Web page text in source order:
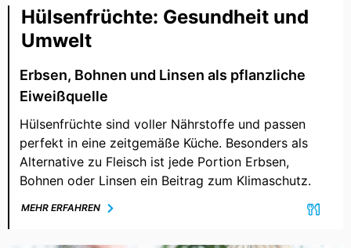
Hülsenfrüchte: Gesundheit und
Umwelt
Erbsen, Bohnen und Linsen als pflanzliche
Eiweißquelle
Hülsenfrüchte sind voller Nährstoffe und passen
perfekt in eine zeitgemäße Küche. Besonders als
Alternative zu Fleisch ist jede Portion Erbsen,
Bohnen oder Linsen ein Beitrag zum Klimaschutz.
MEHR ERFAHREN